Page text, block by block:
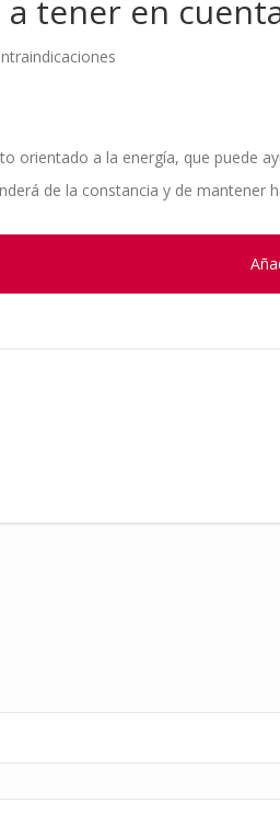
tener en
orientado a la energía, que puede
de la constancia y de mantener